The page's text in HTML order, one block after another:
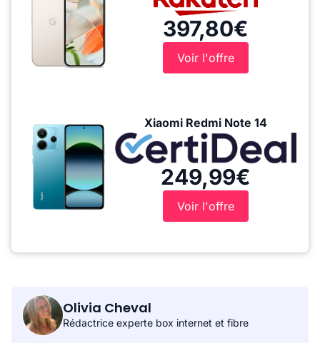
397,80€
Voir l'offre
Xiaomi Redmi Note 14
249,99€
Voir l'offre
Olivia Cheval
Rédactrice experte box internet et fibre